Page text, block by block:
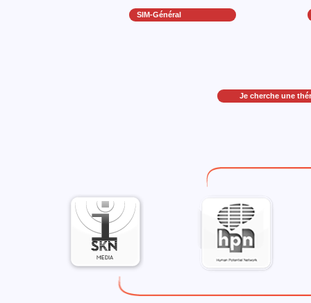
SIM-Général
Je cherche une